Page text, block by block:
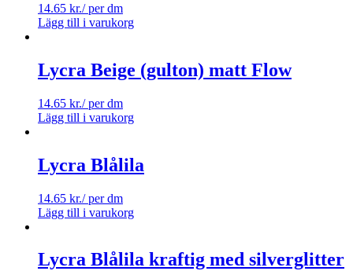
14.65 kr./ per dm
Lägg till i varukorg
Lycra Beige (gulton) matt Flow
14.65 kr./ per dm
Lägg till i varukorg
Lycra Blålila
14.65 kr./ per dm
Lägg till i varukorg
Lycra Blålila kraftig med silverglitter